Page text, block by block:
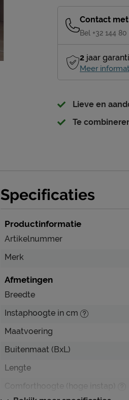
Contact
Bel +32 144
2 jaar
Meer
Lieve en
Te
Specificaties
Productinformatie
Artikelnummer
Merk
Afmetingen
Breedte
Instaphoogte in cm
Maatvoering
Buitenmaat (BxL)
Lengte
Comforthoogte (hoge instap)